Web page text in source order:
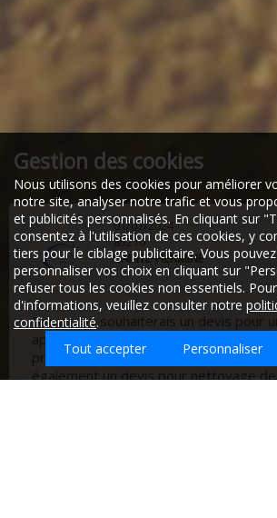
Gestion des cookies
Nous utilisons des cookies pour améliorer
notre site, analyser notre trafic et vous
et publicités personnalisés. En cliquant sur
consentez à l'utilisation de ces cookies, y
tiers pour le ciblage publicitaire. Vous
personnaliser vos choix en cliquant sur
refuser tous les cookies non essentiels.
d'informations, veuillez consulter notre
confidentialité.
Tout accepter
Personnaliser
01/07/2024
85210
SAINTE-HERMINE
Bonjour je souhaiterais un devis pour
approfondie pour un appartement
propriétaire bailleur sur Besançon. je
également un devis pour nettoyage